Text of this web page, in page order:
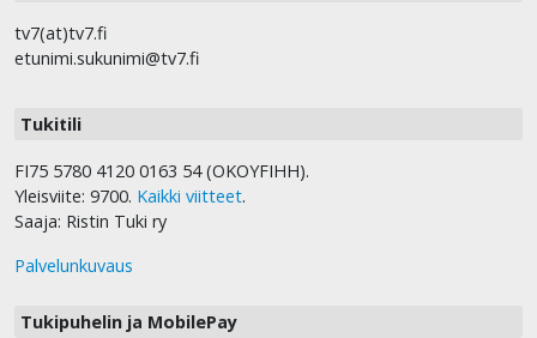
tv7(at)tv7.fi
etunimi.sukunimi@tv7.fi
Tukitili
FI75 5780 4120 0163 54 (OKOYFIHH).
Yleisviite: 9700. Kaikki viitteet.
Saaja: Ristin Tuki ry
Palvelunkuvaus
Tukipuhelin ja MobilePay